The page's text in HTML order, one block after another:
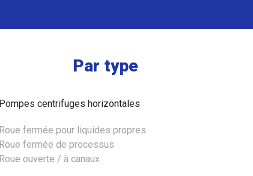
Par type
Pompes centrifuges horizontales
Roue fermée pour liquides propres
Roue fermée de processus
Roue ouverte / à canaux